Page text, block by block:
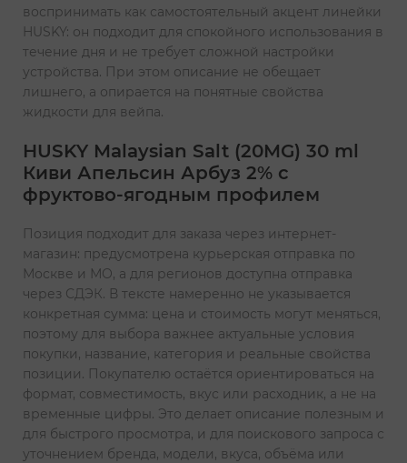
воспринимать как самостоятельный акцент линейки
HUSKY: он подходит для спокойного использования в
течение дня и не требует сложной настройки
устройства. При этом описание не обещает
лишнего, а опирается на понятные свойства
жидкости для вейпа.
HUSKY Malaysian Salt (20MG) 30 ml
Киви Апельсин Арбуз 2% с
фруктово-ягодным профилем
Позиция подходит для заказа через интернет-
магазин: предусмотрена курьерская отправка по
Москве и МО, а для регионов доступна отправка
через СДЭК. В тексте намеренно не указывается
конкретная сумма: цена и стоимость могут меняться,
поэтому для выбора важнее актуальные условия
покупки, название, категория и реальные свойства
позиции. Покупателю остаётся ориентироваться на
формат, совместимость, вкус или расходник, а не на
временные цифры. Это делает описание полезным и
для быстрого просмотра, и для поискового запроса с
уточнением бренда, модели, вкуса, объёма или